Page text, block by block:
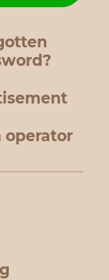
operator